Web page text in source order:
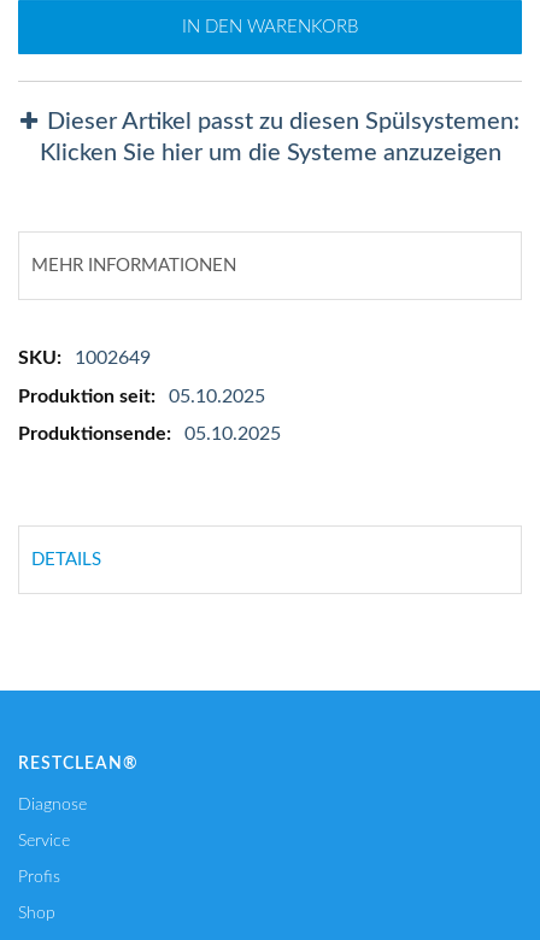
IN DEN WARENKORB
Dieser Artikel passt zu diesen Spülsystemen:
Klicken Sie hier um die Systeme anzuzeigen
MEHR INFORMATIONEN
Mehr
Informationen
1002649
05.10.2025
05.10.2025
DETAILS
RESTCLEAN®
Diagnose
Service
Profis
Shop